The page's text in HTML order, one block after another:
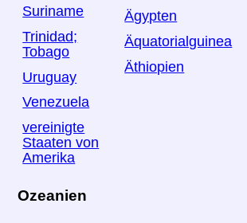
Suriname
Trinidad;
Tobago
Uruguay
Venezuela
vereinigte
Staaten von
Amerika
Ägypten
Äquatorialguinea
Äthiopien
Ozeanien